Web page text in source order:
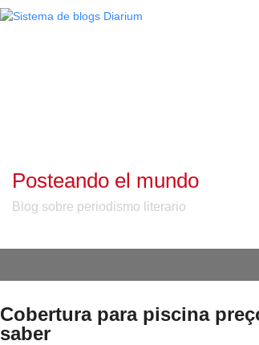
Posteando el mundo
Blog sobre periodismo literario
Cobertura para piscina
saber